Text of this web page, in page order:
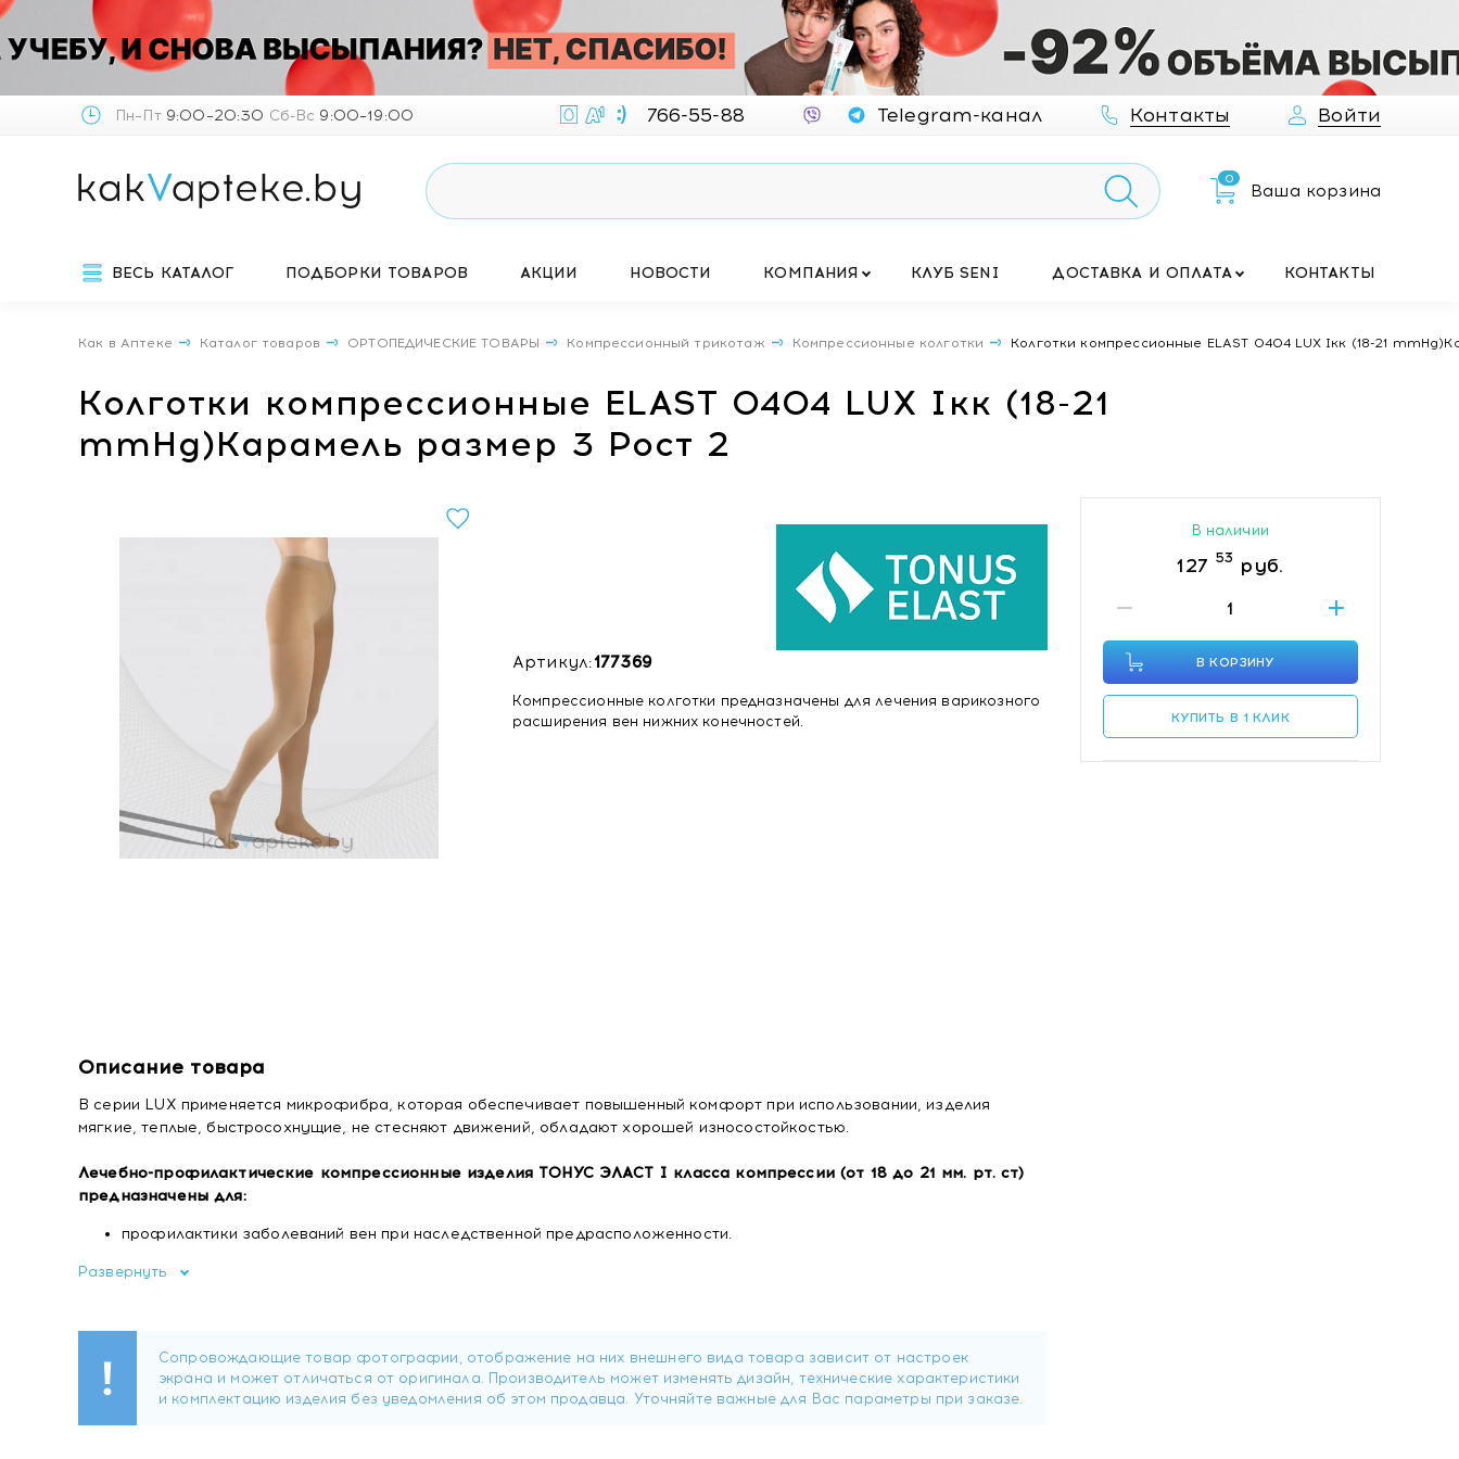
Пн–Пт9:00–20:30 Сб-Вс 9:00–19:00 766-55-88 Telegram-канал Контакты Войти
0
Ваша корзина
ВЕСЬ КАТАЛОГ ПОДБОРКИ ТОВАРОВ АКЦИИ НОВОСТИ КОМПАНИЯ КЛУБ SENI ДОСТАВКА И ОПЛАТА КОНТАКТЫ
Как в Аптеке Каталог товаров ОРТОПЕДИЧЕСКИЕ ТОВАРЫ Компрессионный трикотаж Компрессионные колготки Колготки компрессионные ELAST 0404 LUX Iкк (18-21
Колготки компрессионные ELAST 0404 LUX Iкк (18-21
mmHg)Карамель размер 3 Рост 2
Артикул:177369
Компрессионные колготки предназначены для лечения варикозного
расширения вен нижних конечностей.
Описание товара
В серии LUX применяется микрофибра, которая обеспечивает повышенный комфорт при использовании, изделия
мягкие, теплые, быстросохнущие, не стесняют движений, обладают хорошей износостойкостью.
Лечебно-профилактические компрессионные изделия ТОНУС ЭЛАСТ I класса компрессии (от 18 до 21 мм. рт. ст)
предназначены для:
профилактики заболеваний вен при наследственной предрасположенности.
избыточный вес, беременность, путешествия на самолете и в поезде, при спортивных нагрузках.
судороги в области икроножных мышц, сосудистая "сеточка", "паутинка", единичные варикозно-расширенные
Противопоказания:
Развернуть
В наличии
127 53 руб.
В КОРЗИНУ
КУПИТЬ В 1 КЛИК